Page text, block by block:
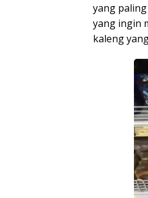
yang
yang ingin
kaleng